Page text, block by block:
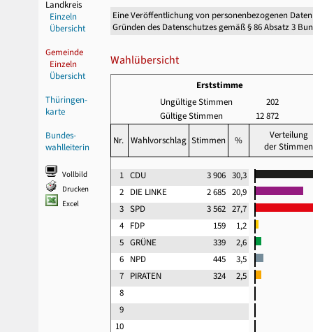
Landkreis
Einzeln
Übersicht
Gemeinde
Einzeln
Übersicht
Thüringen-
karte
Bundes-
wahlleiterin
Vollbild
Drucken
Excel
Eine Veröffentlichung von personenbezogenen
Gründen des Datenschutzes gemäß § 86 Absatz 3
Wahlübersicht
Erststimme
Ungültige Stimmen
202
Gültige Stimmen
12 872
Nr. Wahlvorschlag Stimmen %
Verteilung
der Stimmen
1 CDU 3 906 30,3
2 DIE LINKE 2 685 20,9
3 SPD 3 562 27,7
4 FDP 159
1,2
5 GRÜNE 339
2,6
6 NPD 445
3,5
7 PIRATEN 324
2,5
8
9
10